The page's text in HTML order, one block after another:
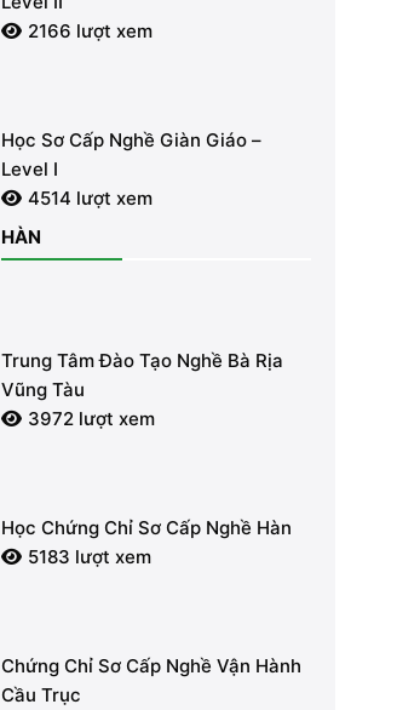
2166 lượt xem
Học Sơ Cấp Nghề Giàn Giáo –
Level I
4514 lượt xem
HÀN
Trung Tâm Đào Tạo Nghề Bà Rịa
Vũng Tàu
3972 lượt xem
Học Chứng Chỉ Sơ Cấp Nghề Hàn
5183 lượt xem
Chứng Chỉ Sơ Cấp Nghề Vận Hành
Cầu Trục